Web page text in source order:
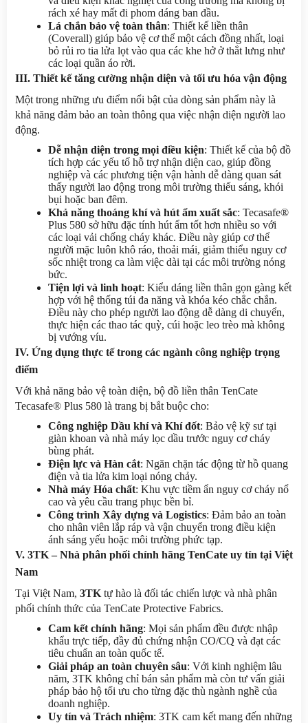
rách xé hay mất đi phom dáng ban đầu.
Lá chắn bảo vệ toàn thân: Thiết kế liền thân
(Coverall) giúp bảo vệ cơ thể một cách đồng nhất, loại
bỏ rủi ro tia lửa lọt vào qua các khe hở ở thắt lưng như
các loại quần áo rời.
III. Thiết kế tăng cường nhận diện và tối ưu hóa vận động
Một trong những ưu điểm nổi bật của dòng sản phẩm này là
khả năng đảm bảo an toàn thông qua việc nhận diện người lao
động.
Dễ nhận diện trong mọi điều kiện: Thiết kế của bộ đồ
tích hợp các yếu tố hỗ trợ nhận diện cao, giúp đồng
nghiệp và các phương tiện vận hành dễ dàng quan sát
thấy người lao động trong môi trường thiếu sáng, khói
bụi hoặc ban đêm.
Khả năng thoáng khí và hút ẩm xuất sắc: Tecasafe®
Plus 580 sở hữu đặc tính hút ẩm tốt hơn nhiều so với
các loại vải chống cháy khác. Điều này giúp cơ thể
người mặc luôn khô ráo, thoải mái, giảm thiểu nguy cơ
sốc nhiệt trong ca làm việc dài tại các môi trường nóng
bức.
Tiện lợi và linh hoạt: Kiểu dáng liền thân gọn gàng kết
hợp với hệ thống túi đa năng và khóa kéo chắc chắn.
Điều này cho phép người lao động dễ dàng di chuyển,
thực hiện các thao tác quỳ, cúi hoặc leo trèo mà không
bị vướng víu.
IV. Ứng dụng thực tế trong các ngành công nghiệp trọng
điểm
Với khả năng bảo vệ toàn diện, bộ đồ liền thân TenCate
Tecasafe® Plus 580 là trang bị bắt buộc cho:
Công nghiệp Dầu khí và Khí đốt: Bảo vệ kỹ sư tại
giàn khoan và nhà máy lọc dầu trước nguy cơ cháy
bùng phát.
Điện lực và Hàn cắt: Ngăn chặn tác động từ hồ quang
điện và tia lửa kim loại nóng chảy.
Nhà máy Hóa chất: Khu vực tiềm ẩn nguy cơ cháy nổ
cao và yêu cầu trang phục bền bỉ.
Công trình Xây dựng và Logistics: Đảm bảo an toàn
cho nhân viên lắp ráp và vận chuyển trong điều kiện
ánh sáng yếu hoặc môi trường phức tạp.
V. 3TK – Nhà phân phối chính hãng TenCate uy tín tại Việt
Nam
Tại Việt Nam, 3TK tự hào là đối tác chiến lược và nhà phân
phối chính thức của TenCate Protective Fabrics.
Cam kết chính hãng: Mọi sản phẩm đều được nhập
khẩu trực tiếp, đầy đủ chứng nhận CO/CQ và đạt các
tiêu chuẩn an toàn quốc tế.
Giải pháp an toàn chuyên sâu: Với kinh nghiệm lâu
năm, 3TK không chỉ bán sản phẩm mà còn tư vấn giải
pháp bảo hộ tối ưu cho từng đặc thù ngành nghề của
doanh nghiệp.
Uy tín và Trách nhiệm: 3TK cam kết mang đến những